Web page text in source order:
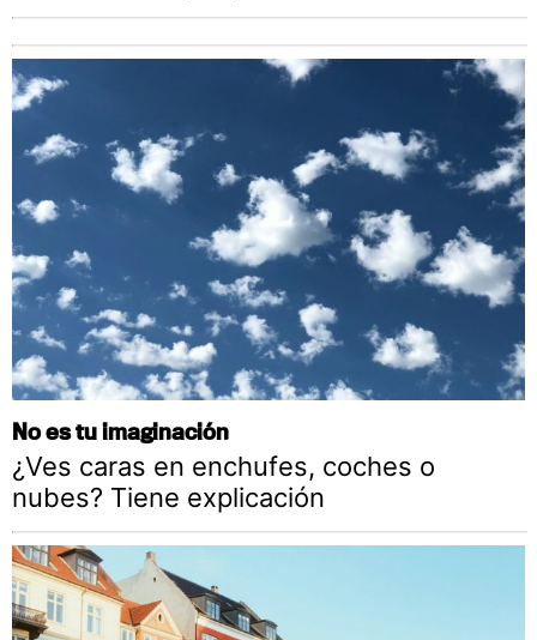
No es tu imaginación
¿Ves caras en enchufes, coches o
nubes? Tiene explicación